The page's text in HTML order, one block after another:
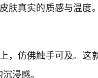
肤真实的质感与温度
，仿佛触手可及。这
浸感。